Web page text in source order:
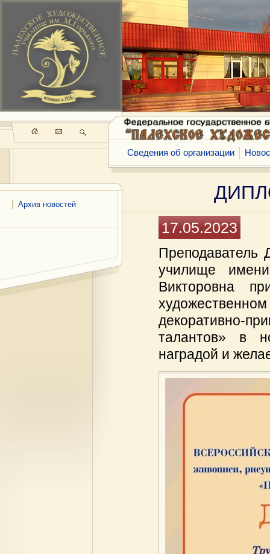
Архив новостей
Сведения об организации
17.05.2023
Преподаватель
училище
Викторовна
декоративно-
талантов» в
наградой и